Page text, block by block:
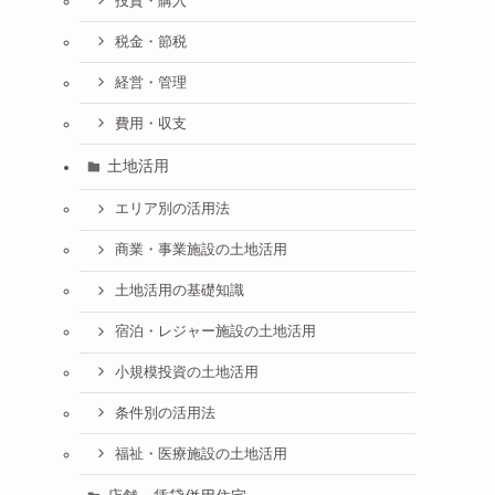
税金・節税
経営・管理
費用・収支
土地活用
エリア別の活用法
商業・事業施設の土地活用
土地活用の基礎知識
宿泊・レジャー施設の土地活用
小規模投資の土地活用
条件別の活用法
福祉・医療施設の土地活用